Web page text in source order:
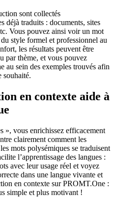
sont collectés
déjà traduits : documents, sites
Vous pouvez ainsi voir un mot
style formel et professionnel au
les résultats peuvent être
par thème, et vous pouvez
au sein des exemples trouvés afin
souhaité.
en contexte aide à
», vous enrichissez efficacement
clairement comment les
mots polysémiques se traduisent
l’apprentissage des langues :
avec leur usage réel et voyez
dans une langue vivante et
en contexte sur PROMT.One :
simple et plus motivant !